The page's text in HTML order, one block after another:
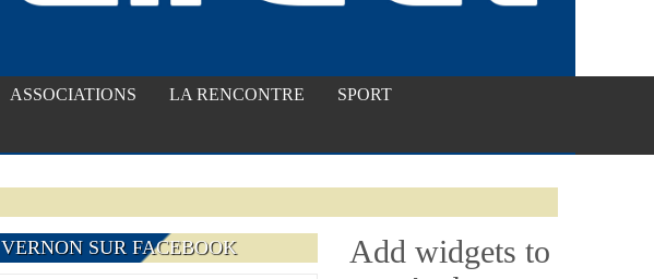
ASSOCIATIONS LA RENCONTRE SPORT
VERNON SUR FACEBOOK
Add widgets to